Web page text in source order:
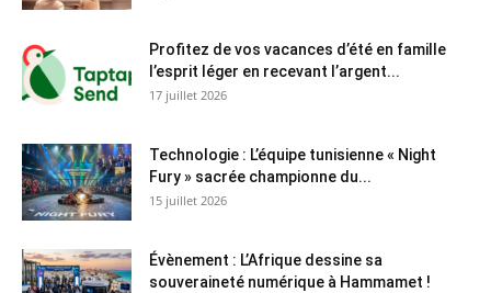
Profitez de vos vacances d’été en famille
l’esprit léger en recevant l’argent...
17 juillet 2026
Technologie : L’équipe tunisienne « Night
Fury » sacrée championne du...
15 juillet 2026
Évènement : L’Afrique dessine sa
souveraineté numérique à Hammamet !